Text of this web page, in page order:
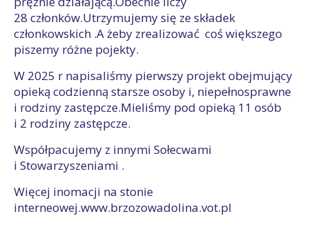
28 członków.Utrzymujemy się ze składek
członkowskich .A żeby zrealizować coś większego
piszemy różne pojekty.
W 2025 r napisaliśmy pierwszy projekt obejmujący
opieką codzienną starsze osoby i, niepełnosprawne
i rodziny zastępcze.Mieliśmy pod opieką 11 osób
i 2 rodziny zastępcze.
Współpacujemy z innymi Sołecwami
i Stowarzyszeniami .
Więcej inomacji na stonie
interneowej.www.brzozowadolina.vot.pl